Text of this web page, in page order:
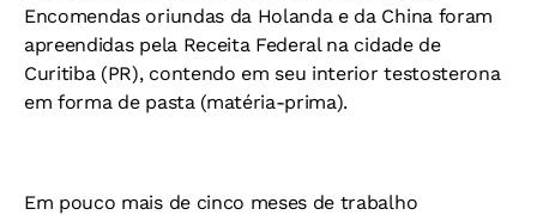
Encomendas oriundas da Holanda e da China foram
apreendidas pela Receita Federal na cidade de
Curitiba (PR), contendo em seu interior testosterona
em forma de pasta (matéria-prima).
Em pouco mais de cinco meses de trabalho